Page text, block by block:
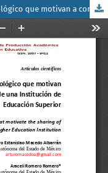
Identificación de factores de tipo psicológico que motivan a compartir el conocimiento dentro de una Institución de Educación Superior / Identification of psychological factors that motivate the sharing of knowledge within a Higher Education Institution